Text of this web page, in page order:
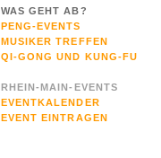
WAS GEHT AB?
PENG-EVENTS
MUSIKER TREFFEN
QI-GONG UND KUNG-FU
RHEIN-MAIN-EVENTS
EVENTKALENDER
EVENT EINTRAGEN